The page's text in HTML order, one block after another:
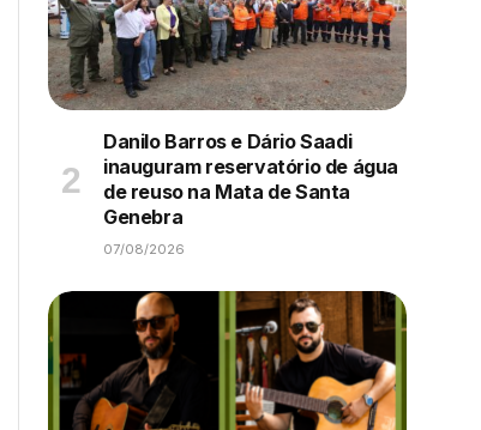
Danilo Barros e Dário Saadi
inauguram reservatório de água
de reuso na Mata de Santa
Genebra
07/08/2026